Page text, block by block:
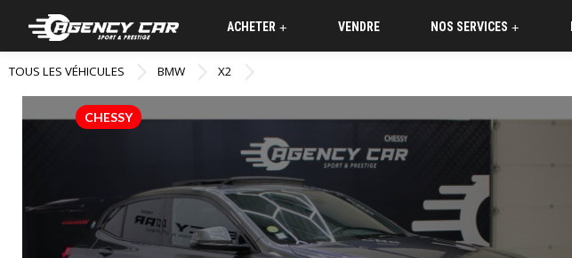
+
ACHETER VENDRE +
NOS SERVICES
TOUS LES VÉHICULES BMW X2
CHESSY